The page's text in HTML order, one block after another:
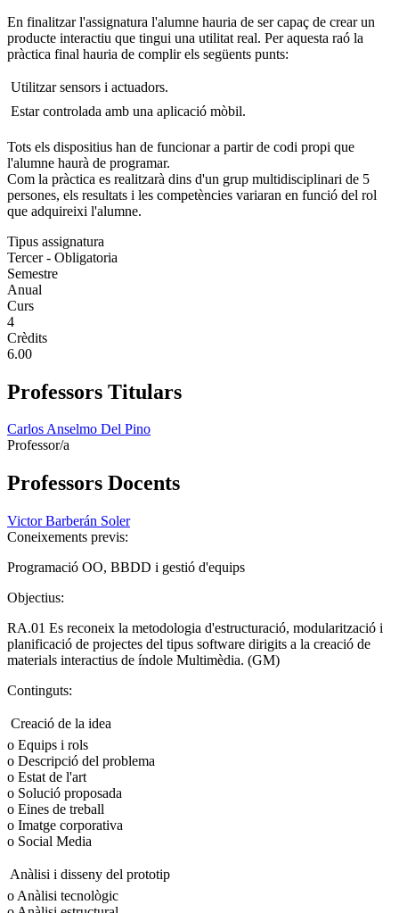
En finalitzar l'assignatura l'alumne hauria de ser capaç de crear un
producte interactiu que tingui una utilitat real. Per aquesta raó la
pràctica final hauria de complir els següents punts:
 Utilitzar sensors i actuadors.
 Estar controlada amb una aplicació mòbil.
Tots els dispositius han de funcionar a partir de codi propi que
l'alumne haurà de programar.
Com la pràctica es realitzarà dins d'un grup multidisciplinari de 5
persones, els resultats i les competències variaran en funció del rol
que adquireixi l'alumne.
Tipus assignatura
Tercer - Obligatoria
Semestre
Anual
Curs
4
Crèdits
6.00
Professors Titulars
Carlos Anselmo Del Pino
Professor/a
Professors Docents
Victor Barberán Soler
Coneixements previs:
Programació OO, BBDD i gestió d'equips
Objectius:
RA.01 Es reconeix la metodologia d'estructuració, modularització i
planificació de projectes del tipus software dirigits a la creació de
materials interactius de índole Multimèdia. (GM)
Continguts:
 Creació de la idea
o Equips i rols
o Descripció del problema
o Estat de l'art
o Solució proposada
o Eines de treball
o Imatge corporativa
o Social Media
 Anàlisi i disseny del prototip
o Anàlisi tecnològic